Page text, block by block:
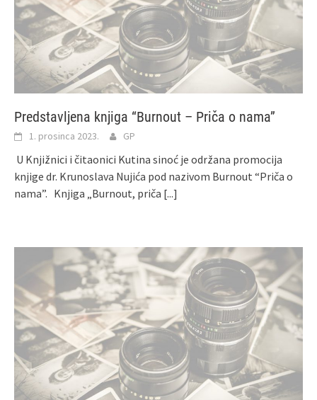
Predstavljena knjiga “Burnout – Priča o nama”
1. prosinca 2023. GP
U Knjižnici i čitaonici Kutina sinoć je održana promocija
knjige dr. Krunoslava Nujića pod nazivom Burnout “Priča o
nama”. Knjiga „Burnout, priča [...]